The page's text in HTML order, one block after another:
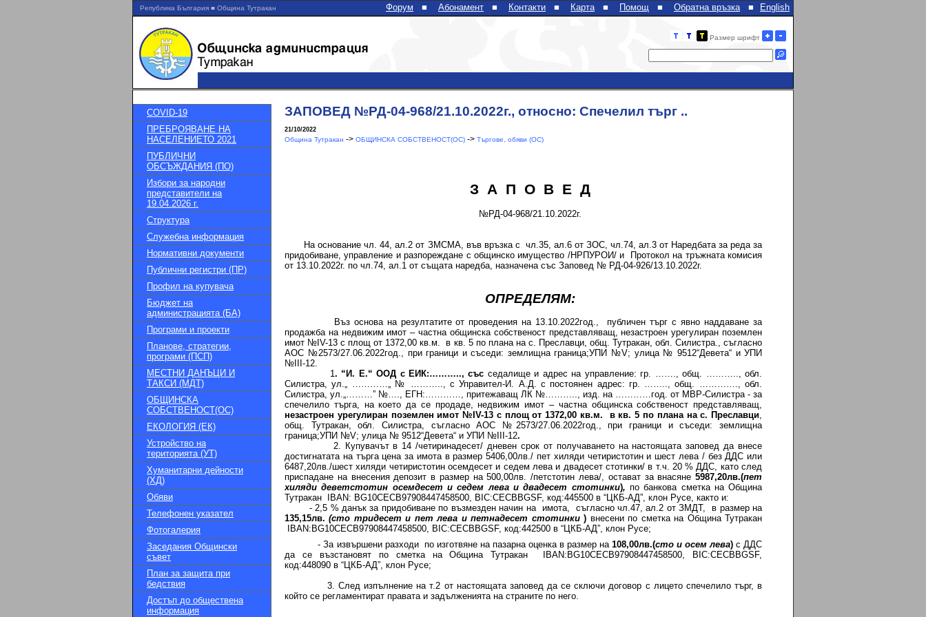
Република България ■ Община Тутракан English
Форум ■ Абонамент ■ Контакти ■ Карта ■ Помощ ■ Обратна връзка ■
Размер шрифт
COVID-19
ПРЕБРОЯВАНЕ НА
НАСЕЛЕНИЕТО 2021
ПУБЛИЧНИ
ОБСЪЖДАНИЯ (ПО)
Избори за народни
представители на
19.04.2026 г.
Структура
Служебна информация
Нормативни документи
Публични регистри (ПР)
Профил на купувача
Бюджет на
администрацията (БА)
Програми и проекти
Планове, стратегии,
програми (ПСП)
МЕСТНИ ДАНЪЦИ И
ТАКСИ (МДТ)
ОБЩИНСКА
СОБСТВЕНОСТ(ОС)
ЕКОЛОГИЯ (ЕК)
Устройство на
територията (УТ)
Хуманитарни дейности
(ХД)
Обяви
Телефонен указател
Фотогалерия
Заседания Общински
съвет
План за защита при
бедствия
Достъп до обществена
информация
ЗАПОВЕД №РД-04-968/21.10.2022г., относно: Спечелил търг ..
21/10/2022
Община Тутракан -> ОБЩИНСКА СОБСТВЕНОСТ(ОС) -> Търгове, обяви (ОС)
З А П О В Е Д
№РД-04-968/21.10.2022г.
На основание чл. 44, ал.2 от ЗМСМА, във връзка с чл.35, ал.6 от ЗОС, чл.74, ал.3 от Наредбата за реда за
придобиване, управление и разпореждане с общинско имущество /НРПУРОИ/ и Протокол на тръжната комисия
от 13.10.2022г. по чл.74, ал.1 от същата наредба, назначена със Заповед № РД-04-926/13.10.2022г.
ОПРЕДЕЛЯМ:
Въз основа на резултатите от проведения на 13.10.2022год., публичен търг с явно наддаване за
продажба на недвижим имот – частна общинска собственост представляващ, незастроен урегулиран поземлен
имот №IV-13 с площ от 1372,00 кв.м. в кв. 5 по плана на с. Преславци, общ. Тутракан, обл. Силистра., съгласно
АОС №2573/27.06.2022год., при граници и съседи: землищна граница;УПИ №V; улица № 9512“Девета“ и УПИ
№III-12.
1. “И. Е.“ ООД с ЕИК:……….., със седалище и адрес на управление: гр. ……., общ. ……….., обл.
Силистра, ул.„ …………„ № ……….., с Управител-И. А.Д. с постоянен адрес: гр. …….., общ. …………., обл.
Силистра, ул.„………” №…., ЕГН:…………, притежаващ ЛК №……….., изд. на …………год. от МВР-Силистра - за
спечелило търга, на което да се продаде, недвижим имот – частна общинска собственост представляващ,
незастроен урегулиран поземлен имот №IV-13 с площ от 1372,00 кв.м. в кв. 5 по плана на с. Преславци,
общ. Тутракан, обл. Силистра, съгласно АОС №2573/27.06.2022год., при граници и съседи: землищна
граница;УПИ №V; улица № 9512“Девета“ и УПИ №III-12.
2. Купувачът в 14 /четиринадесет/ дневен срок от получаването на настоящата заповед да внесе
достигнатата на търга цена за имота в размер 5406,00лв./ пет хиляди четиристотин и шест лева / без ДДС или
6487,20лв./шест хиляди четиристотин осемдесет и седем лева и двадесет стотинки/ в т.ч. 20 % ДДС, като след
приспадане на внесения депозит в размер на 500,00лв. /петстотин лева/, остават за внасяне5987,20лв.(пет
хиляди деветстотин осемдесет и седем лева и двадесет стотинки), по банкова сметка на Община
Тутракан IBAN: BG10СЕСB97908447458500, BIC:CECBBGSF, код:445500 в “ЦКБ-АД”, клон Русе, както и:
- 2,5 % данък за придобиване по възмезден начин на имота, съгласно чл.47, ал.2 от ЗМДТ, в размер на
135,15лв.(сто тридесет и пет лева и петнадесет стотинки) внесени по сметка на Община Тутракан
IBAN:BG10СЕСB97908447458500, BIC:CECBBGSF, код:442500 в “ЦКБ-АД”, клон Русе;
- За извършени разходи по изготвяне на пазарна оценка в размер на 108,00лв.(сто и осем лева) с ДДС
да се възстановят по сметка на Община Тутракан IBAN:BG10СЕСB97908447458500, BIC:CECBBGSF,
код:448090 в “ЦКБ-АД”, клон Русе;
3. След изпълнение на т.2 от настоящата заповед да се сключи договор с лицето спечелило търг, в
който се регламентират правата и задълженията на страните по него.